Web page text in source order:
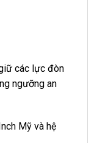
các lực đòn
ngưỡng an
Mỹ và hệ